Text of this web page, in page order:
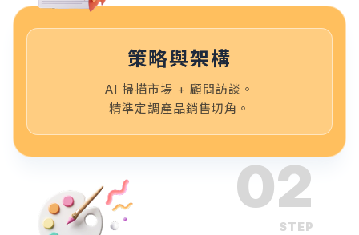
策略與架構
AI 掃描市場 + 顧問訪談。
精準定調產品銷售切角。
02
STEP